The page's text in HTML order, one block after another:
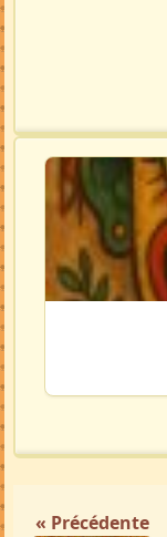
« Précédente